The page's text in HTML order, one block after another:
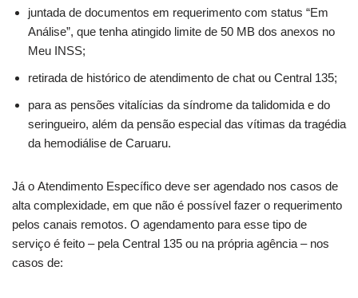
juntada de documentos em requerimento com status “Em
Análise”, que tenha atingido limite de 50 MB dos anexos no
Meu INSS;
retirada de histórico de atendimento de chat ou Central 135;
para as pensões vitalícias da síndrome da talidomida e do
seringueiro, além da pensão especial das vítimas da tragédia
da hemodiálise de Caruaru.
Já o Atendimento Específico deve ser agendado nos casos de
alta complexidade, em que não é possível fazer o requerimento
pelos canais remotos. O agendamento para esse tipo de
serviço é feito – pela Central 135 ou na própria agência – nos
casos de: